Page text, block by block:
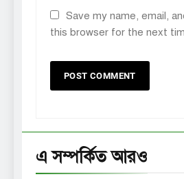
Save my name, email,
this browser for the next
এ সম্পর্কিত আরও